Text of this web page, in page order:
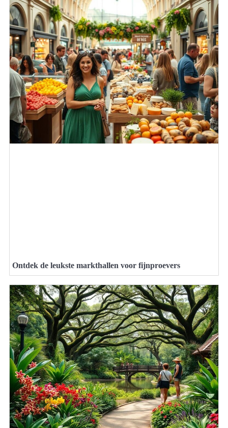
Ontdek de leukste markthallen voor fijnproevers